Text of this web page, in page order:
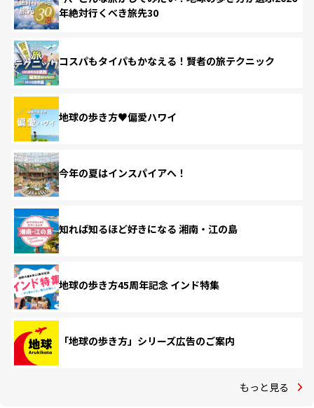
年絶対行くべき旅先30
コスパもタイパもかなえる！賢者の旅テクニック
地球の歩き方♥偏愛ハワイ
今年の夏はインスパイアへ！
知れば知るほど好きになる 湘南・江の島
地球の歩き方45周年記念 インド特集
「地球の歩き方」シリーズ広告のご案内
もっと見る